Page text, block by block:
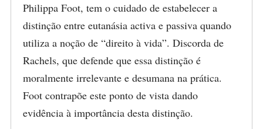
Philippa Foot, tem o cuidado de estabelecer a
distinção entre eutanásia activa e passiva quando
utiliza a noção de “direito à vida”. Discorda de
Rachels, que defende que essa distinção é
moralmente irrelevante e desumana na prática.
Foot contrapõe este ponto de vista dando
evidência à importância desta distinção.